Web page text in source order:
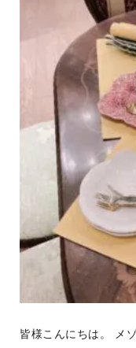
皆様こんにちは。 メ